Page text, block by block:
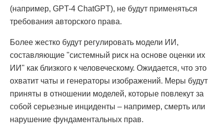
(например, GPT-4 ChatGPT), не будут применяться
требования авторского права.
Более жестко будут регулировать модели ИИ,
составляющие "системный риск на основе оценки их
ИИ" как близкого к человеческому. Ожидается, что это
охватит чаты и генераторы изображений. Меры будут
приняты в отношении моделей, которые повлекут за
собой серьезные инциденты – например, смерть или
нарушение фундаментальных прав.